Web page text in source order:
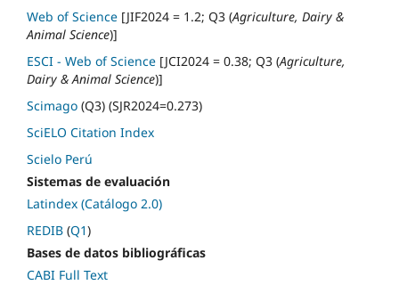
Web of Science [JIF2024 = 1.2; Q3 (Agriculture, Dairy &
Animal Science)]
ESCI - Web of Science [JCI2024 = 0.38; Q3 (Agriculture,
Dairy & Animal Science)]
Scimago (Q3) (SJR2024=0.273)
SciELO Citation Index
Scielo Perú
Sistemas de evaluación
Latindex (Catálogo 2.0)
REDIB (Q1)
Bases de datos bibliográficas
CABI Full Text